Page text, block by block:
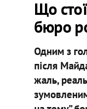
Що
бюро
Одним з
після
жаль,